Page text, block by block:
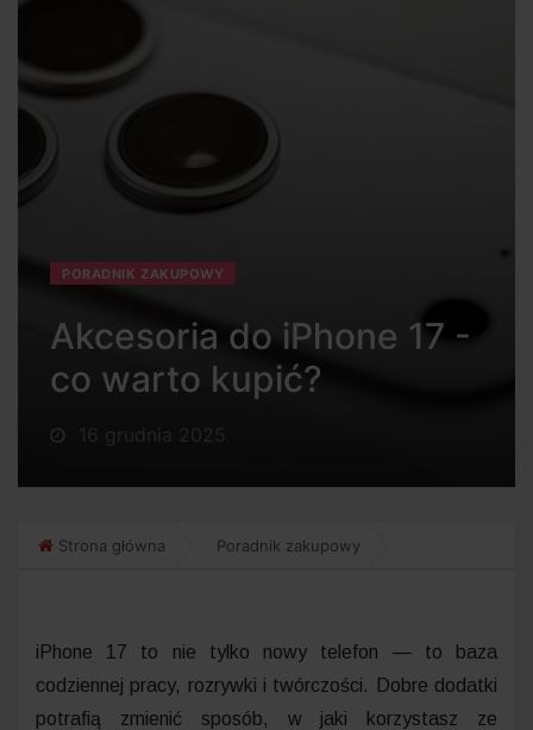
PORADNIK ZAKUPOWY
Akcesoria do iPhone 17 -
co warto kupić?
16 grudnia 2025
Strona główna Poradnik zakupowy
iPhone 17 to nie tylko nowy telefon — to baza
codziennej pracy, rozrywki i twórczości. Dobre dodatki
potrafią zmienić sposób, w jaki korzystasz ze